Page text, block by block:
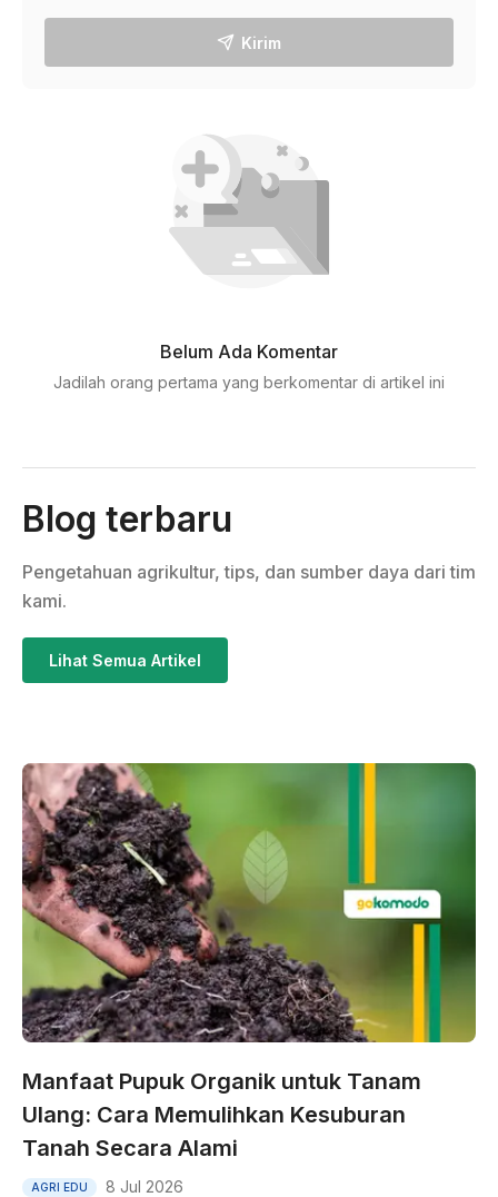
Kirim
Belum Ada Komentar
Jadilah orang pertama yang berkomentar di artikel ini
Blog terbaru
Pengetahuan agrikultur, tips, dan sumber daya dari tim
kami.
Lihat Semua Artikel
Manfaat Pupuk Organik untuk Tanam
Ulang: Cara Memulihkan Kesuburan
Tanah Secara Alami
AGRI EDU 8 Jul 2026